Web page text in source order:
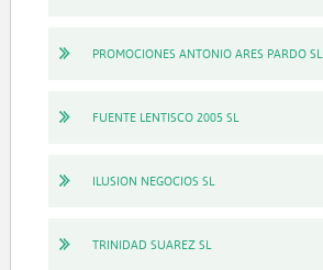
PROMOCIONES ANTONIO ARES PARDO SL
FUENTE LENTISCO 2005 SL
ILUSION NEGOCIOS SL
TRINIDAD SUAREZ SL